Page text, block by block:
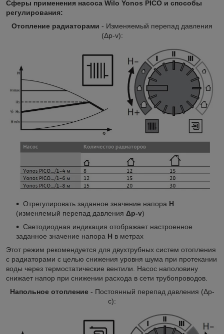
Сферы применения насоса Wilo Yonos PICO и способы
регулирования:
Отопление радиаторами - Изменяемый перепад давления
(Δp-v):
Отрегулировать заданное значение напора Н
(изменяемый перепад давления Δp-v)
Светодиодная индикация отображает настроенное
заданное значение напора Н в метрах
Этот режим рекомендуется для двухтрубных систем отопления
с радиаторами с целью снижения уровня шума при протекании
воды через термостатические вентили. Насос наполовину
снижает напор при снижении расхода в сети трубопроводов.
Напольное отопление- Постоянный перепад давления (Δp-
c):